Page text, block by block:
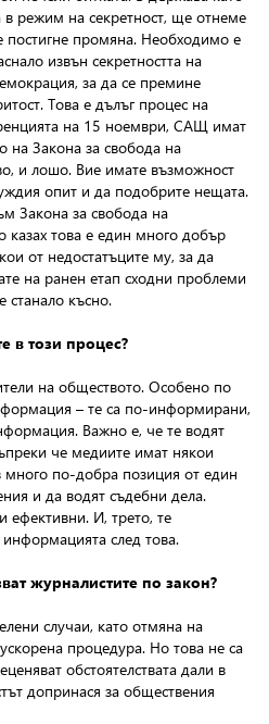
в режим на секретност, ще отнеме
постигне промяна. Необходимо е
извън секретността на
за да се премине
Това е дълъг процес на
на 15 ноември, САЩ имат
на Закона за свобода на
и лошо. Вие имате възможност
опит и да подобрите нещата.
Закона за свобода на
казах това е един много добър
от недостатъците му, за да
на ранен етап сходни проблеми
станало късно.
в този процес?
на обществото. Особено по
– те са по-информирани,
Важно е, че те водят
че медиите имат някои
по-добра позиция от един
и да водят съдебни дела.
ефективни. И, трето, те
информацията след това.
журналистите по закон?
случаи, като отмяна на
процедура. Но това не са
обстоятелствата дали в
допринася за обществения